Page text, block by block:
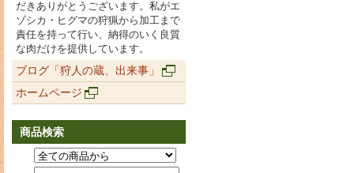
だきありがとうございます。私がエ
ゾシカ・ヒグマの狩猟から加工まで
責任を持って行い、納得のいく良質
な肉だけを提供しています。
ブログ「狩人の蔵、出来事」
ホームページ
商品検索